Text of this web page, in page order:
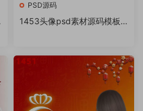
PSD源码
1453头像psd素材源码模板
作教程软件